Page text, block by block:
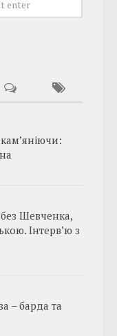
без Шевченка,
Інтерв’ю з
– барда та